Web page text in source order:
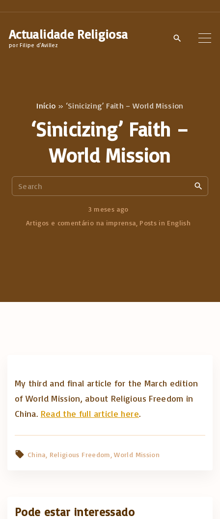
Actualidade Religiosa
por Filipe d'Avillez
Início » ‘Sinicizing’ Faith – World Mission
‘Sinicizing’ Faith –
World Mission
e
3 meses ago
Artigos e comentário na imprensa Posts in English
My third and final article for the March edition
of World Mission, about Religious Freedom in
China. Read the full article here.
China Religious Freedom World Mission
Pode estar interessado